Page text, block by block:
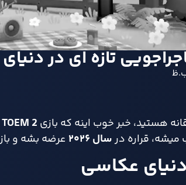
هستید، خبر خوب اینه که بازی TOEM 2
قراره درسال۲۰۲۶ عرضه بشه و